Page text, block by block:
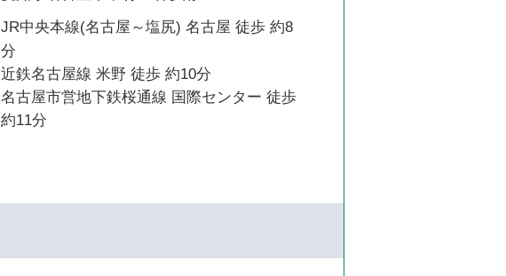
JR中央本線(名古屋～塩尻) 名古屋 徒歩 約8
分
近鉄名古屋線 米野 徒歩 約10分
名古屋市営地下鉄桜通線 国際センター 徒歩
約11分